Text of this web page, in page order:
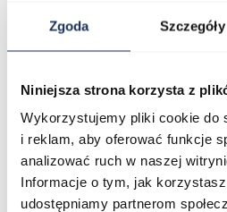
Zgoda Szczegóły
Niniejsza strona korzysta z
Wykorzystujemy pliki cookie do
i reklam, aby oferować funkcje
analizować ruch w naszej
Informacje o tym, jak
udostępniamy partnerom
użytkowaniu, podczas
powietrzu oraz przy
koperta 41 mm zapewniają
niezależnie od sytuacji. To
którzy cenią połączenie
nowoczesnym, sportowym
Połączenie stylu i